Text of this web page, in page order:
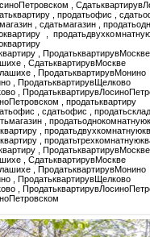
,
, продатьофис ,
, сдатьмагазин ,
,
, ПродатьквартирувМоскве
, СдатьквартирувМоскве
, ПродатьквартирувМонино
, ПродатьквартирувЩелково
,
, продатьквартиру
, сдатьофис ,
,
,
,
, ПродатьквартирувМоскве
, СдатьквартирувМоскве
, ПродатьквартирувМонино
, ПродатьквартирувЩелково
,